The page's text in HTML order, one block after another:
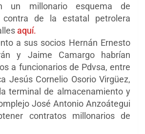
un millonario esquema de
contra de la estatal petrolera
aquí.
a sus socios Hernán Ernesto
y Jaime Camargo habrían
a funcionarios de Pdvsa, entre
Jesús Cornelio Osorio Virgüez,
terminal de almacenamiento y
José Antonio Anzoátegui
contratos millonarios de